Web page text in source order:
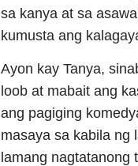
sa kanya at sa
kumusta ang
Ayon kay Tanya,
loob at mabait ang
ang pagiging
masaya sa kabila ng
lamang nagtatanong